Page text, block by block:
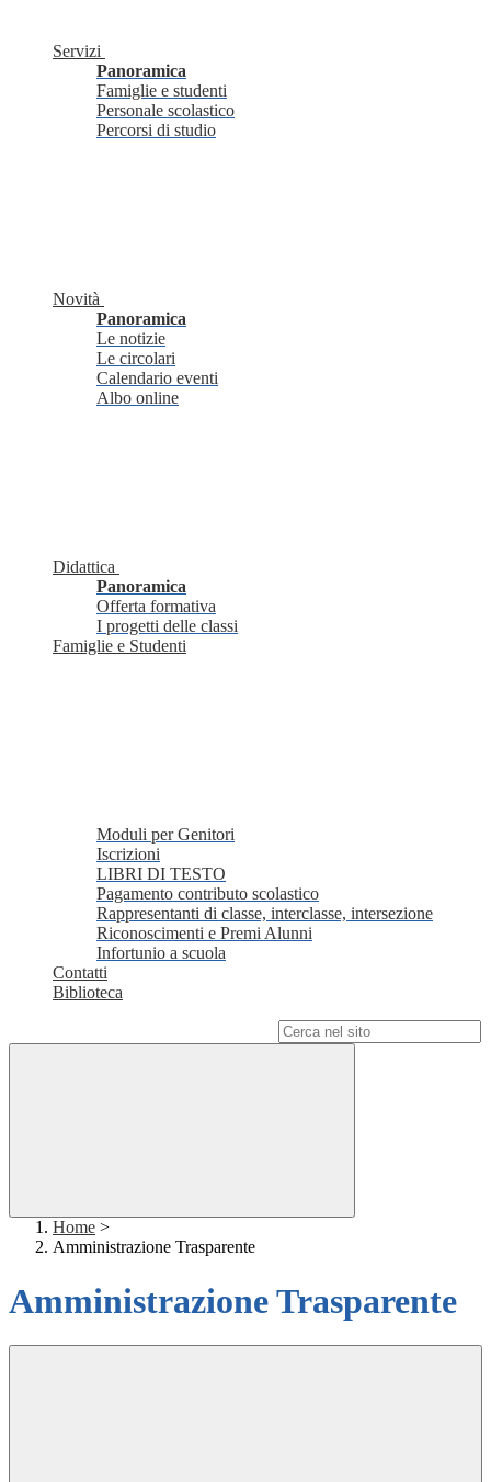
Servizi
Panoramica
Famiglie e studenti
Personale scolastico
Percorsi di studio
Novità
Panoramica
Le notizie
Le circolari
Calendario eventi
Albo online
Didattica
Panoramica
Offerta formativa
I progetti delle classi
Famiglie e Studenti
Moduli per Genitori
Iscrizioni
LIBRI DI TESTO
Pagamento contributo scolastico
Rappresentanti di classe, interclasse, intersezione
Riconoscimenti e Premi Alunni
Infortunio a scuola
Contatti
Biblioteca
Home >
Amministrazione Trasparente
Amministrazione Trasparente